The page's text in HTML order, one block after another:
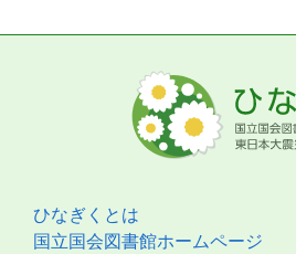
ひなぎくとは
国立国会図書館ホームページ